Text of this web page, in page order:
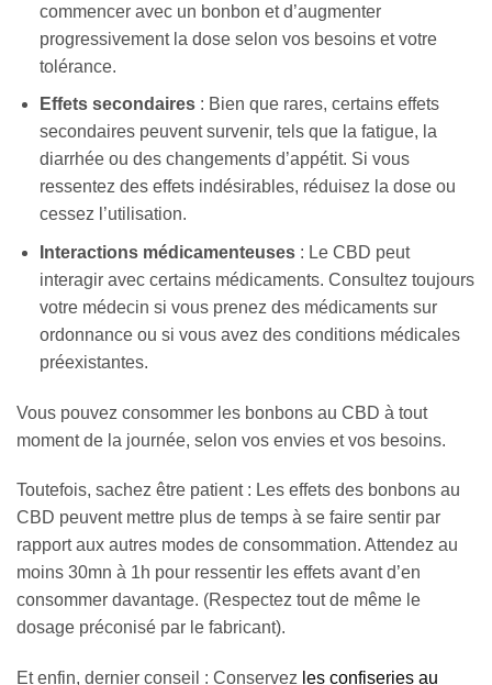
commencer avec un bonbon et d’augmenter
progressivement la dose selon vos besoins et votre
tolérance.
Effets secondaires: Bien que rares, certains effets
secondaires peuvent survenir, tels que la fatigue, la
diarrhée ou des changements d’appétit. Si vous
ressentez des effets indésirables, réduisez la dose ou
cessez l’utilisation.
Interactions médicamenteuses: Le CBD peut
interagir avec certains médicaments. Consultez toujours
votre médecin si vous prenez des médicaments sur
ordonnance ou si vous avez des conditions médicales
préexistantes.
Vous pouvez consommer les bonbons au CBD à tout
moment de la journée, selon vos envies et vos besoins.
Toutefois, sachez être patient : Les effets des bonbons au
CBD peuvent mettre plus de temps à se faire sentir par
rapport aux autres modes de consommation. Attendez au
moins 30mn à 1h pour ressentir les effets avant d’en
consommer davantage. (Respectez tout de même le
dosage préconisé par le fabricant).
Et enfin, dernier conseil : Conservez les confiseries au